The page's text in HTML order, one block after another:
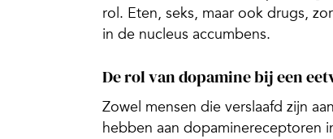
rol. Eten, seks, maar ook drugs,
in de nucleus accumbens.
De rol van dopamine bij een
Zowel mensen die verslaafd zijn
hebben aan dopaminereceptoren